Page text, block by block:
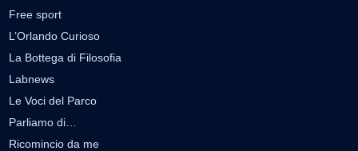
Free sport
L’Orlando Curioso
La Bottega di Filosofia
Labnews
Le Voci del Parco
Parliamo di…
Ricomincio da me